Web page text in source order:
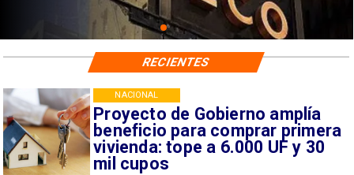
Proyecto de Gobierno amplía
beneficio para comprar primera
vivienda: tope a 6.000 UF y 30
mil cupos
NACIONAL
RECIENTES